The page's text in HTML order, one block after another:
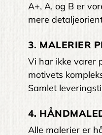
A+, A, og B er
mere
3. MALERIER
Vi har ikke varer
motivets
Samlet
4.
Alle malerier er